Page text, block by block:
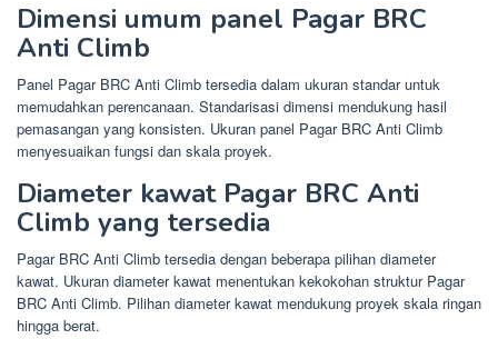
Dimensi umum panel Pagar BRC
Anti Climb
Panel Pagar BRC Anti Climb tersedia dalam ukuran standar untuk
memudahkan perencanaan. Standarisasi dimensi mendukung hasil
pemasangan yang konsisten. Ukuran panel Pagar BRC Anti Climb
menyesuaikan fungsi dan skala proyek.
Diameter kawat Pagar BRC Anti
Climb yang tersedia
Pagar BRC Anti Climb tersedia dengan beberapa pilihan diameter
kawat. Ukuran diameter kawat menentukan kekokohan struktur Pagar
BRC Anti Climb. Pilihan diameter kawat mendukung proyek skala ringan
hingga berat.